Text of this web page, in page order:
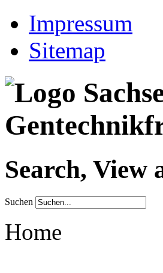
Impressum
Sitemap
Search, View
Suchen
Home